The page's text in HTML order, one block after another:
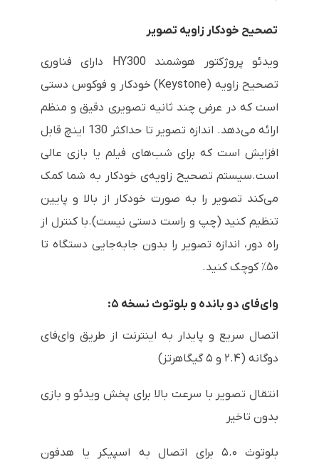
تصحیح خودکار زاویه تصویر
ویدئو پروژکتور هوشمند HY300 دارای فناوری
تصحیح زاویه (Keystone) خودکار و فوکوس دستی
است که در عرض چند ثانیه تصویری دقیق و منظم
ارائه می‌دهد. اندازه تصویر تا حداکثر 130 اینچ قابل
افزایش است که برای شب‌های فیلم یا بازی عالی
است.سیستم تصحیح زاویه‌ی خودکار به شما کمک
می‌کند تصویر را به صورت خودکار از بالا و پایین
تنظیم کنید (چپ و راست دستی نیست).با کنترل از
راه دور، اندازه تصویر را بدون جابه‌جایی دستگاه تا
۵۰٪ کوچک کنید.
وای‌فای دو بانده و بلوتوث نسخه ۵:
اتصال سریع و پایدار به اینترنت از طریق وای‌فای
دوگانه (۲.۴ و ۵ گیگاهرتز)
انتقال تصویر با سرعت بالا برای پخش ویدئو و بازی
بدون تاخیر
بلوتوث ۵.۰ برای اتصال به اسپیکر یا هدفون